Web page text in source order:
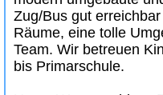
Zug/Bus gut
Räume, eine tolle
Team. Wir betreuen
bis Primarschule.